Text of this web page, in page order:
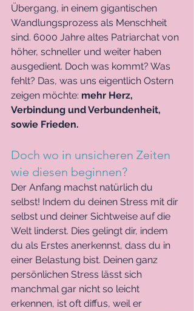
Übergang, in einem gigantischen
Wandlungsprozess als Menschheit
sind. 6000 Jahre altes Patriarchat von
höher, schneller und weiter haben
ausgedient. Doch was kommt? Was
fehlt? Das, was uns eigentlich Ostern
zeigen möchte: mehr Herz,
Verbindung und Verbundenheit,
sowie Frieden.
Doch wo in unsicheren Zeiten
wie diesen beginnen?
Der Anfang machst natürlich du
selbst! Indem du deinen Stress mit dir
selbst und deiner Sichtweise auf die
Welt linderst. Dies gelingt dir, indem
du als Erstes anerkennst, dass du in
einer Belastung bist. Deinen ganz
persönlichen Stress lässt sich
manchmal gar nicht so leicht
erkennen, ist oft diffus, weil er